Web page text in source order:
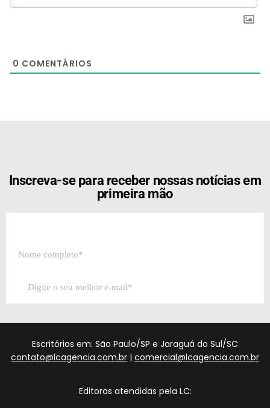
0 COMENTÁRIOS
Inscreva-se para receber nossas notícias em
primeira mão
Escritórios em: São Paulo/SP e Jaraguá do Sul/SC
contato@lcagencia.com.br | comercial@lcagencia.com.br
Editoras atendidas pela LC: